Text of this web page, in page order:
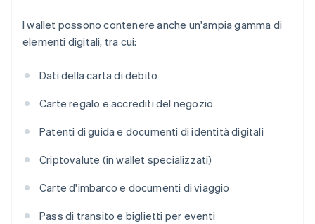
I wallet possono contenere anche un'ampia gamma di
elementi digitali, tra cui:
Dati della carta di debito
Carte regalo e accrediti del negozio
Patenti di guida e documenti di identità digitali
Criptovalute (in wallet specializzati)
Carte d'imbarco e documenti di viaggio
Pass di transito e biglietti per eventi